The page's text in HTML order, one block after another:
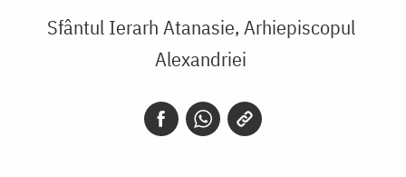
Sfântul Ierarh Atanasie, Arhiepiscopul
Alexandriei